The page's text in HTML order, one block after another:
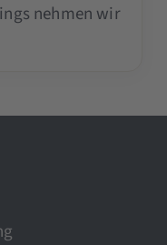
nehmen wir